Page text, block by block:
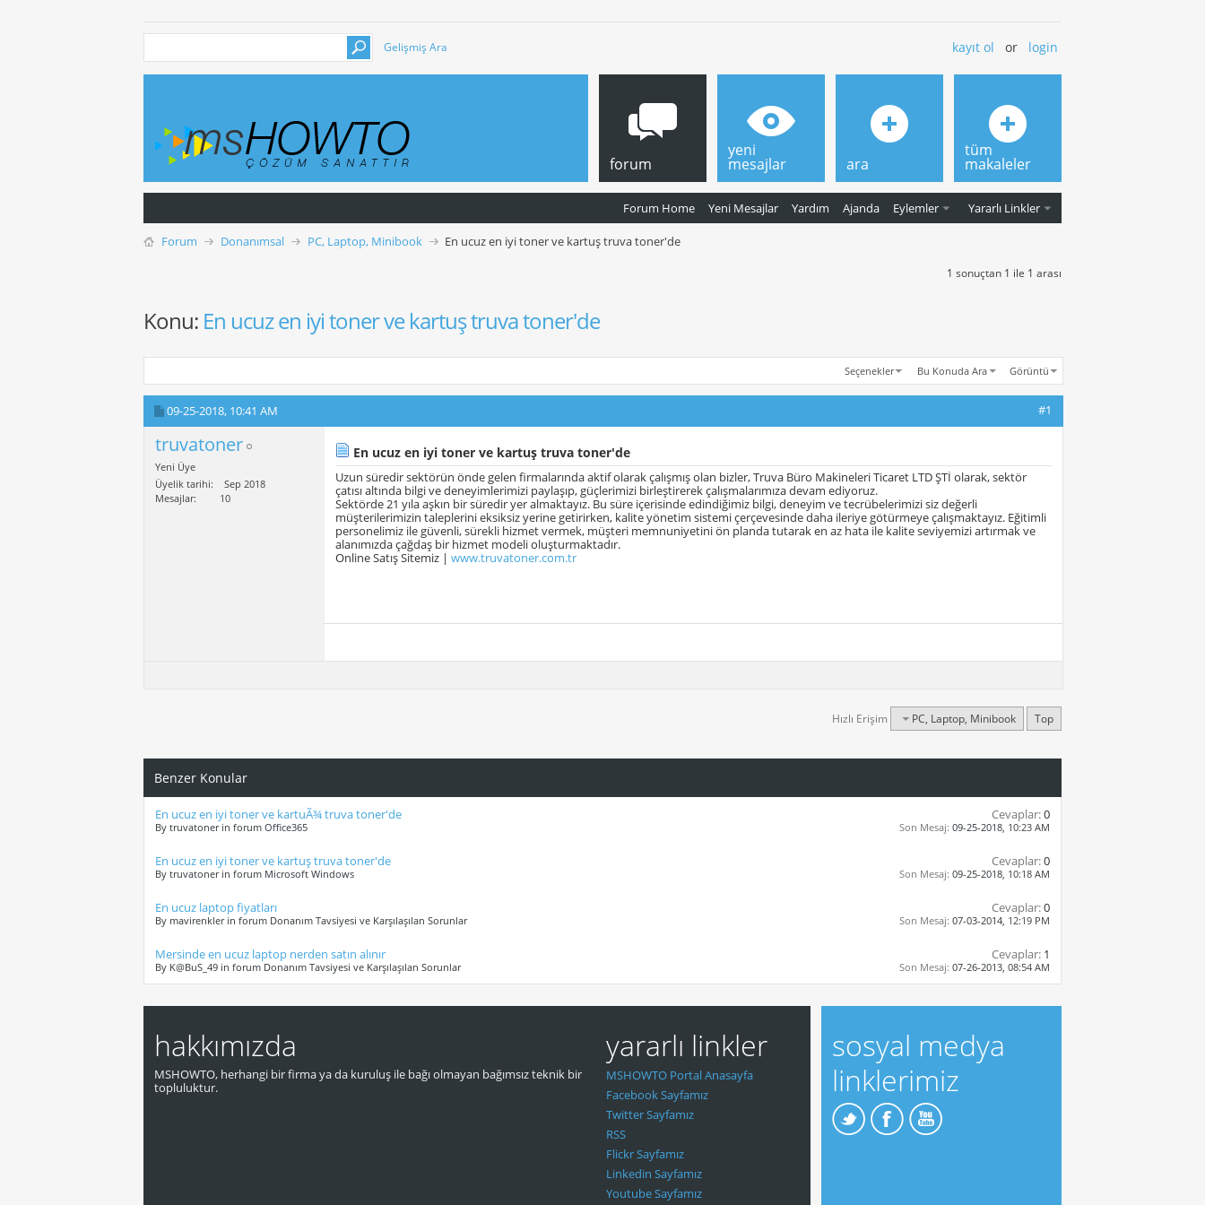
Gelişmiş Ara kayıt ol or login
forum
Forum Home Yeni Mesajlar Yardım Ajanda Eylemler Yararlı Linkler
yeni
mesajlar ara
tüm
makaleler
Forum Donanımsal PC, Laptop, Minibook En ucuz en iyi toner ve kartuş truva toner'de
1 sonuçtan 1 ile 1 arası
Konu: En ucuz en iyi toner ve kartuş truva toner'de
Seçenekler Bu Konuda Ara Görüntü
09-25-2018, 10:41 AM #1
truvatoner
Yeni Üye
Üyelik tarihi
Sep 2018
Mesajlar
10
En ucuz en iyi toner ve kartuş truva toner'de
Uzun süredir sektörün önde gelen firmalarında aktif olarak çalışmış olan bizler, Truva Büro Makineleri Ticaret LTD ŞTİ olarak, sektör
çatısı altında bilgi ve deneyimlerimizi paylaşıp, güçlerimizi birleştirerek çalışmalarımıza devam ediyoruz.
Sektörde 21 yıla aşkın bir süredir yer almaktayız. Bu süre içerisinde edindiğimiz bilgi, deneyim ve tecrübelerimizi siz değerli
müşterilerimizin taleplerini eksiksiz yerine getirirken, kalite yönetim sistemi çerçevesinde daha ileriye götürmeye çalışmaktayız. Eğitimli
personelimiz ile güvenli, sürekli hizmet vermek, müşteri memnuniyetini ön planda tutarak en az hata ile kalite seviyemizi artırmak ve
alanımızda çağdaş bir hizmet modeli oluşturmaktadır.
Online Satış Sitemiz | www.truvatoner.com.tr
Hızlı Erişim PC, Laptop, Minibook Top
Benzer Konular
En ucuz en iyi toner ve kartuÃ¾ truva toner'de
By truvatoner in forum Office365
Cevaplar:0
Son Mesaj: 09-25-2018, 10:23 AM
En ucuz en iyi toner ve kartuş truva toner'de
By truvatoner in forum Microsoft Windows
Cevaplar:0
Son Mesaj: 09-25-2018, 10:18 AM
En ucuz laptop fiyatları
By mavirenkler in forum Donanım Tavsiyesi ve Karşılaşılan Sorunlar
Cevaplar:0
Son Mesaj: 07-03-2014, 12:19 PM
Mersinde en ucuz laptop nerden satın alınır
By K@BuS_49 in forum Donanım Tavsiyesi ve Karşılaşılan Sorunlar
Cevaplar: 1
Son Mesaj: 07-26-2013, 08:54 AM
hakkımızda
MSHOWTO, herhangi bir firma ya da kuruluş ile bağı olmayan bağımsız teknik bir
topluluktur.
yararlı linkler
MSHOWTO Portal Anasayfa
Facebook Sayfamız
Twitter Sayfamız
RSS
Flickr Sayfamız
Linkedin Sayfamız
Youtube Sayfamız
sosyal medya
linklerimiz